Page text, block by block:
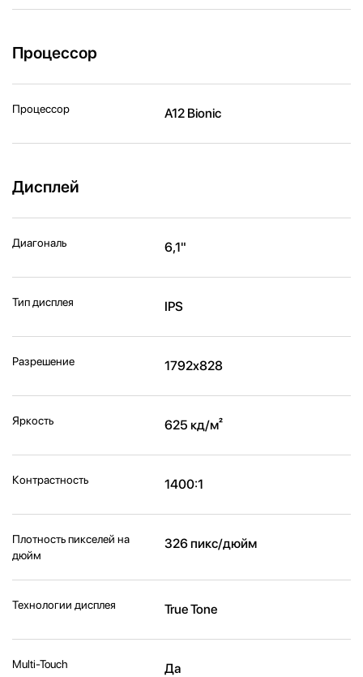
Процессор
Процессор A12 Bionic
Дисплей
Диагональ 6,1"
Тип дисплея IPS
Разрешение 1792x828
Яркость 625 кд/м²
Контрастность 1400:1
Плотность пикселей на
дюйм
326 пикс/дюйм
Технологии дисплея True Tone
Multi-Touch Да